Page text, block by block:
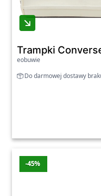
Trampki
eobuwie
Do darmowej dostawy
-45%